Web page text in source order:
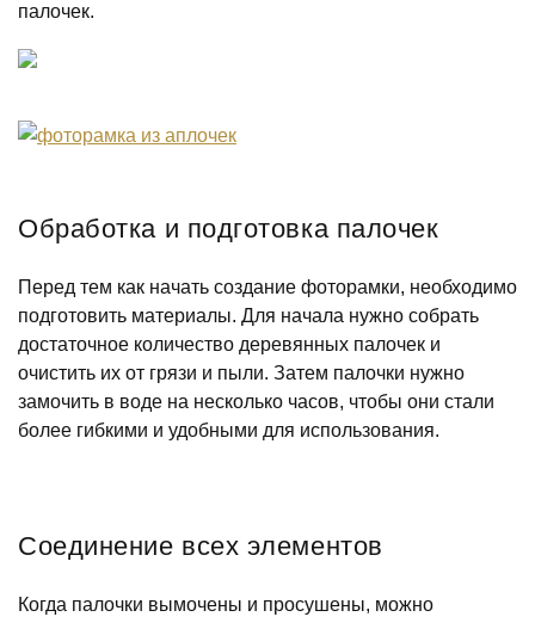
палочек.
Обработка и подготовка палочек
Перед тем как начать создание фоторамки, необходимо
подготовить материалы. Для начала нужно собрать
достаточное количество деревянных палочек и
очистить их от грязи и пыли. Затем палочки нужно
замочить в воде на несколько часов, чтобы они стали
более гибкими и удобными для использования.
Соединение всех элементов
Когда палочки вымочены и просушены, можно